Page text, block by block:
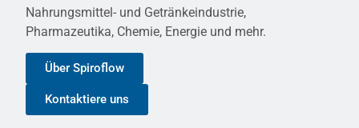
Nahrungsmittel- und Getränkeindustrie,
Pharmazeutika, Chemie, Energie und mehr.
Über Spiroflow
Kontaktiere uns